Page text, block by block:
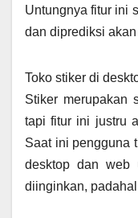
Untungnya fitur ini
dan diprediksi
Toko stiker di
Stiker merupakan
tapi fitur ini justru
Saat ini pengguna
desktop dan web
diinginkan,